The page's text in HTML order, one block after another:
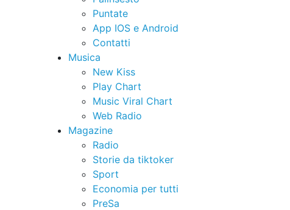
Puntate
App IOS e Android
Contatti
Musica
New Kiss
Play Chart
Music Viral Chart
Web Radio
Magazine
Radio
Storie da tiktoker
Sport
Economia per tutti
PreSa